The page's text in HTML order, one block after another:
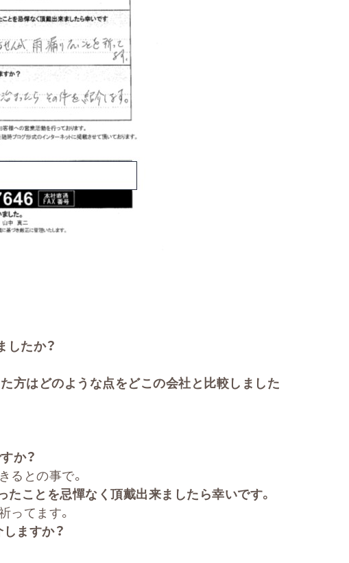
したか？
方はどのような点をどこの会社と比較しました
か？
るとの事で。
ことを忌憚なく頂戴出来ましたら幸いです。
ってます。
ますか？